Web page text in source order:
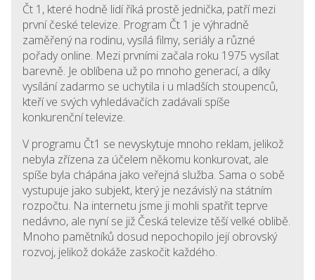
Čt 1, které hodně lidí říká prostě jednička, patří mezi
první české televize. Program Čt 1 je výhradně
zaměřený na rodinu, vysílá filmy, seriály a různé
pořady online. Mezi prvními začala roku 1975 vysílat
barevně. Je oblíbena už po mnoho generací, a díky
vysílání zadarmo se uchytila i u mladších stoupenců,
kteří ve svých vyhledávačích zadávali spíše
konkurenční televize.
V programu Čt1 se nevyskytuje mnoho reklam, jelikož
nebyla zřízena za účelem někomu konkurovat, ale
spíše byla chápána jako veřejná služba. Sama o sobě
vystupuje jako subjekt, který je nezávislý na státním
rozpočtu. Na internetu jsme ji mohli spatřit teprve
nedávno, ale nyní se již Česká televize těší velké oblibě.
Mnoho pamětníků dosud nepochopilo její obrovský
rozvoj, jelikož dokáže zaskočit každého.